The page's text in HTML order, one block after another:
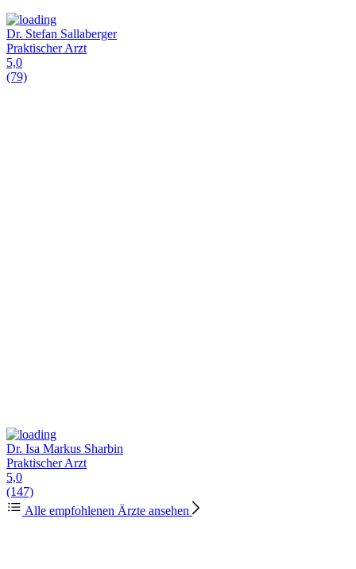
Dr. Stefan Sallaberger
Praktischer Arzt
5,0
(79)
Dr. Isa Markus Sharbin
Praktischer Arzt
5,0
(147)
Alle empfohlenen Ärzte ansehen